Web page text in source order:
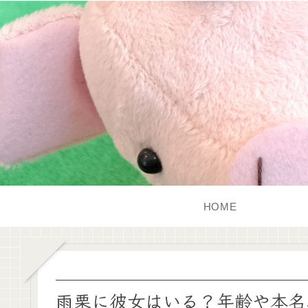
HOME
雨栗に彼女はいる？年齢や本